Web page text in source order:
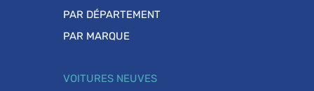
PAR DÉPARTEMENT
PAR MARQUE
VOITURES NEUVES